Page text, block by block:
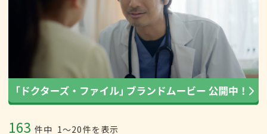
163 件中 1〜20件を表示